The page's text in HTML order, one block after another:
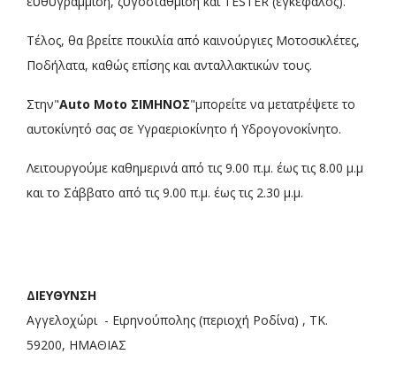
Τέλος, θα βρείτε ποικιλία από καινούργιες Μοτοσικλέτες,
Ποδήλατα, καθώς επίσης και ανταλλακτικών τους.
Στην"Auto Moto ΣΙΜΗΝΟΣ"μπορείτε να μετατρέψετε το
αυτοκίνητό σας σε Υγραεριοκίνητο ή Υδρογονοκίνητο.
Λειτουργούμε καθημερινά από τις 9.00 π.μ. έως τις 8.00 μ.μ
και το Σάββατο από τις 9.00 π.μ. έως τις 2.30 μ.μ.
ΔΙΕΥΘΥΝΣΗ
Αγγελοχώρι - Ειρηνούπολης (περιοχή Ροδίνα) , ΤΚ.
59200, ΗΜΑΘΙΑΣ